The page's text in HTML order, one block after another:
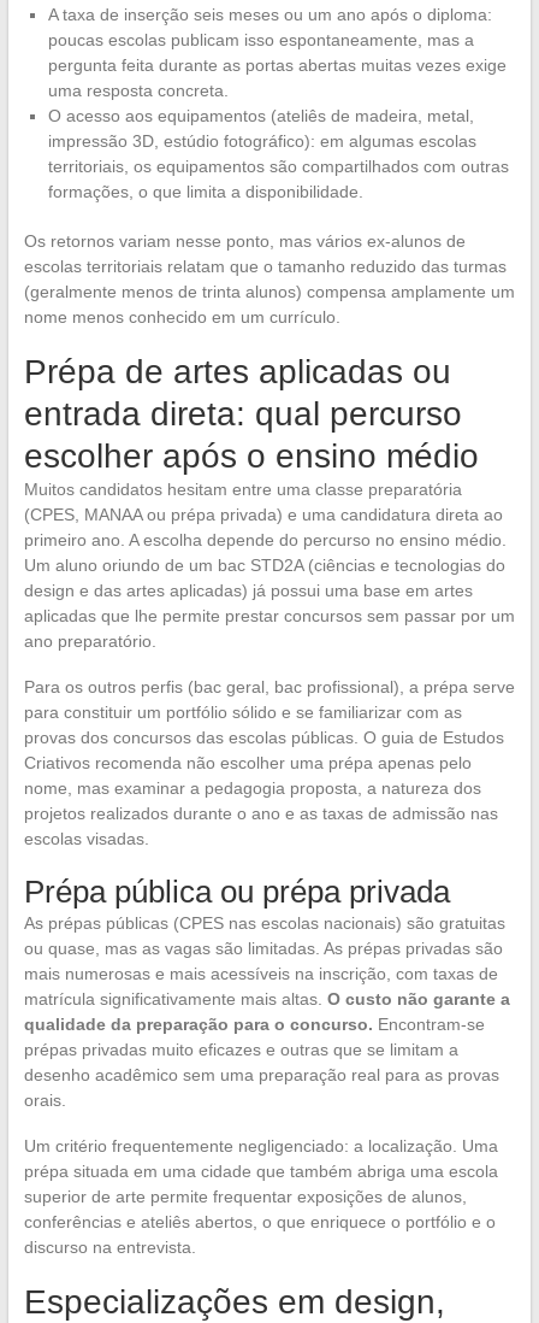
A taxa de inserção seis meses ou um ano após o diploma:
poucas escolas publicam isso espontaneamente, mas a
pergunta feita durante as portas abertas muitas vezes exige
uma resposta concreta.
O acesso aos equipamentos (ateliês de madeira, metal,
impressão 3D, estúdio fotográfico): em algumas escolas
territoriais, os equipamentos são compartilhados com outras
formações, o que limita a disponibilidade.
Os retornos variam nesse ponto, mas vários ex-alunos de
escolas territoriais relatam que o tamanho reduzido das turmas
(geralmente menos de trinta alunos) compensa amplamente um
nome menos conhecido em um currículo.
Prépa de artes aplicadas ou
entrada direta: qual percurso
escolher após o ensino médio
Muitos candidatos hesitam entre uma classe preparatória
(CPES, MANAA ou prépa privada) e uma candidatura direta ao
primeiro ano. A escolha depende do percurso no ensino médio.
Um aluno oriundo de um bac STD2A (ciências e tecnologias do
design e das artes aplicadas) já possui uma base em artes
aplicadas que lhe permite prestar concursos sem passar por um
ano preparatório.
Para os outros perfis (bac geral, bac profissional), a prépa serve
para constituir um portfólio sólido e se familiarizar com as
provas dos concursos das escolas públicas. O guia de Estudos
Criativos recomenda não escolher uma prépa apenas pelo
nome, mas examinar a pedagogia proposta, a natureza dos
projetos realizados durante o ano e as taxas de admissão nas
escolas visadas.
Prépa pública ou prépa privada
As prépas públicas (CPES nas escolas nacionais) são gratuitas
ou quase, mas as vagas são limitadas. As prépas privadas são
mais numerosas e mais acessíveis na inscrição, com taxas de
matrícula significativamente mais altas. O custo não garante a
qualidade da preparação para o concurso. Encontram-se
prépas privadas muito eficazes e outras que se limitam a
desenho acadêmico sem uma preparação real para as provas
orais.
Um critério frequentemente negligenciado: a localização. Uma
prépa situada em uma cidade que também abriga uma escola
superior de arte permite frequentar exposições de alunos,
conferências e ateliês abertos, o que enriquece o portfólio e o
discurso na entrevista.
Especializações em design,